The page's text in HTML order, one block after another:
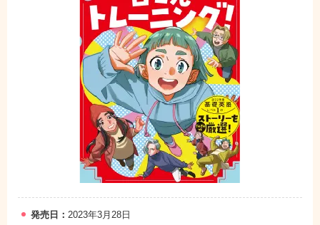
発売日： 2023年3月28日